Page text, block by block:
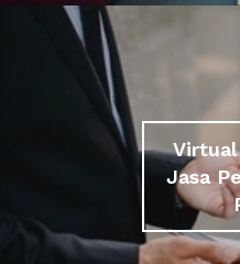
Jasa